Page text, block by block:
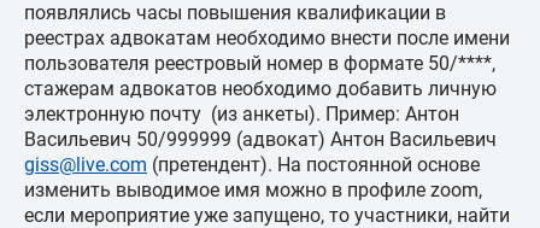
появлялись часы повышения квалификации в
реестрах адвокатам необходимо внести после имени
пользователя реестровый номер в формате 50/****,
стажерам адвокатов необходимо добавить личную
электронную почту (из анкеты). Пример: Антон
Васильевич 50/999999 (адвокат) Антон Васильевич
giss@live.com (претендент). На постоянной основе
изменить выводимое имя можно в профиле zoom,
если мероприятие уже запущено, то участники, найти